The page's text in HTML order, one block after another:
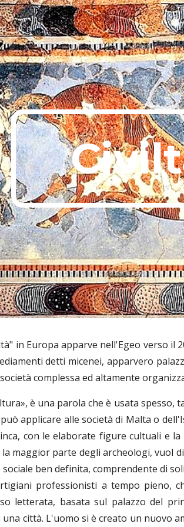
to main content
in Europa apparve nell'Egeo verso il
detti micenei, apparvero
complessa ed altamente
è una parola che è usata
applicare alle società di Malta o
con le elaborate figure cultuali e
maggior parte degli archeologi, vuol
ben definita, comprendente di
professionisti a tempo pieno,
letterata, basata sul palazzo del
una città. L'uomo si è creato un nuovo